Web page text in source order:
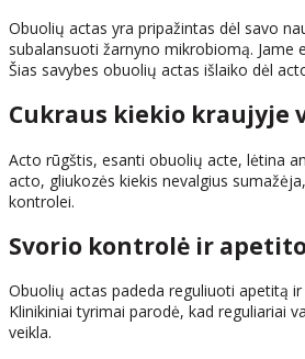
Obuolių actas yra pripažintas dėl savo
subalansuoti žarnyno mikrobiomą.
Šias savybes obuolių actas išlaiko dėl
Cukraus kiekio kraujyje
Acto rūgštis, esanti obuolių acte, lėtina
acto, gliukozės kiekis nevalgius
kontrolei.
Svorio kontrolė ir
Obuolių actas padeda reguliuoti apetitą
Klinikiniai tyrimai parodė, kad reguliariai
veikla.